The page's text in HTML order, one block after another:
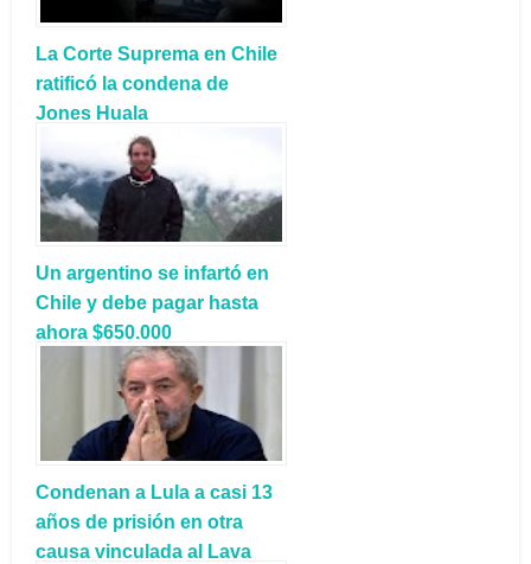
La Corte Suprema en Chile
ratificó la condena de
Jones Huala
Un argentino se infartó en
Chile y debe pagar hasta
ahora $650.000
Condenan a Lula a casi 13
años de prisión en otra
causa vinculada al Lava